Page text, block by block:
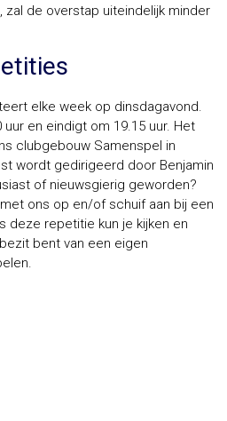
de overstap uiteindelijk minder
elke week op dinsdagavond.
en eindigt om 19.15 uur. Het
clubgebouw Samenspel in
wordt gedirigeerd door Benjamin
of nieuwsgierig geworden?
ons op en/of schuif aan bij een
deze repetitie kun je kijken en
bent van een eigen